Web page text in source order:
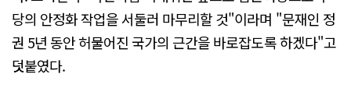
당의 안정화 작업을 서둘러 마무리할 것"이라며 "문재인 정
권 5년 동안 허물어진 국가의 근간을 바로잡도록 하겠다"고
덧붙였다.